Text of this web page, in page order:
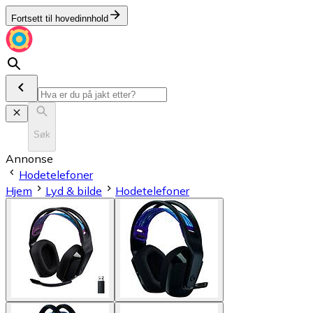
Fortsett til hovedinnhold
Søk
Annonse
Hodetelefoner
Hjem
Lyd & bilde Hodetelefoner